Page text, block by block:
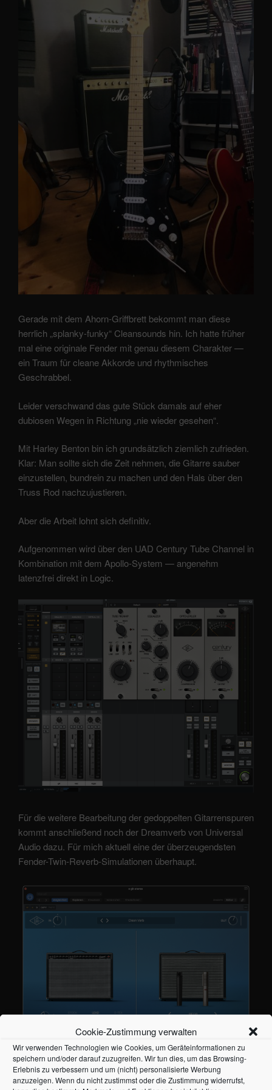
Cookie-Zustimmung verwalten
Wir verwenden Technologien wie Cookies, um Geräteinformationen zu
speichern und/oder darauf zuzugreifen. Wir tun dies, um das Browsing-
Erlebnis zu verbessern und um (nicht) personalisierte Werbung
anzuzeigen. Wenn du nicht zustimmst oder die Zustimmung widerrufst,
Gerade mit dem Ahorn-Griffbrett bekommt man diese
herrlich „splanky-funky“ Cleansounds hin. Ich hatte früher
mal eine originale Fender mit genau diesem Charakter —
ein Traum für cleane Akkorde und rhythmisches
Geschrabbel.
Leider verschwand das gute Stück damals auf eher
dubiosen Wegen in Richtung „nie wieder gesehen“.
Mit Harley Benton bin ich grundsätzlich ziemlich zufrieden.
Klar: Man sollte sich die Zeit nehmen, die Gitarre sauber
einzustellen, bundrein zu machen und den Hals über den
Truss Rod nachzujustieren.
Aber die Arbeit lohnt sich definitiv.
Aufgenommen wird über den UAD Century Tube Channel in
Kombination mit dem Apollo-System — angenehm
latenzfrei direkt in Logic.
Für die weitere Bearbeitung der gedoppelten Gitarrenspuren
kommt anschließend noch der Dreamverb von Universal
Audio dazu. Für mich aktuell eine der überzeugendsten
Fender-Twin-Reverb-Simulationen überhaupt.